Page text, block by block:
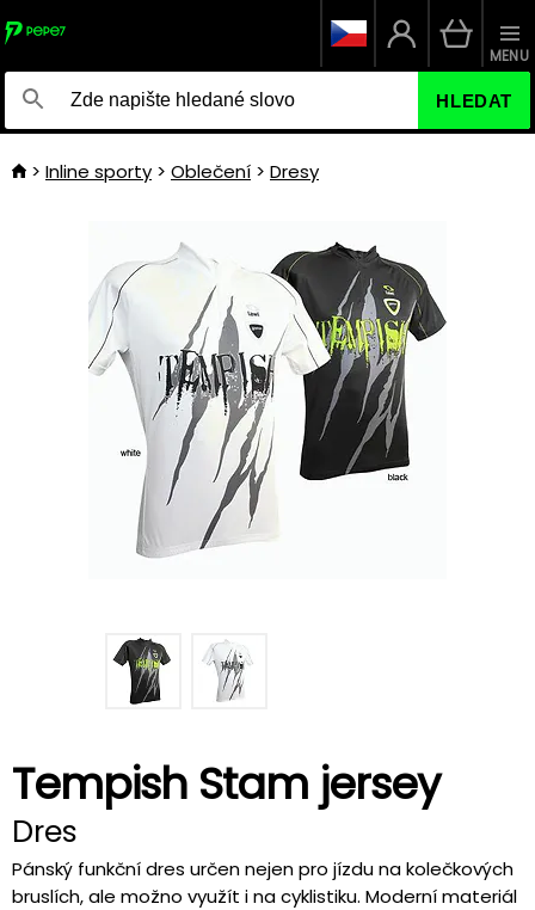
HLEDAT
MENU
Inline sporty Oblečení Dresy
Tempish Stam jersey
Dres
Pánský funkční dres určen nejen pro jízdu na kolečkových
bruslích, ale možno využít i na cyklistiku. Moderní materiál